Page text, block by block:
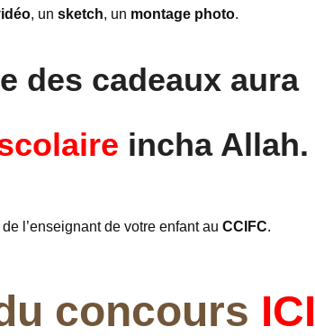
, unsketch, un montage photo.
des cadeaux aura
incha Allah.
l’enseignant de votre enfant au CCIFC.
concours ICI